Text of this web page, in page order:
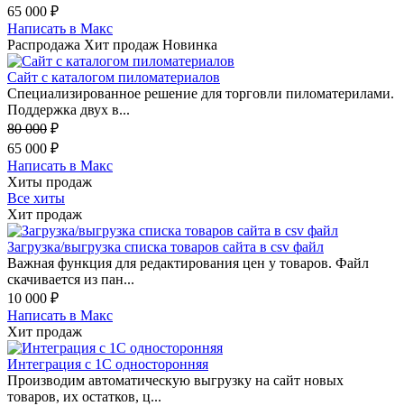
65 000 ₽
Написать в Макс
Распродажа Хит продаж Новинка
Сайт с каталогом пиломатериалов
Специализированное решение для торговли пиломатерилами.
Поддержка двух в...
80 000 ₽
65 000 ₽
Написать в Макс
Хиты продаж
Все хиты
Хит продаж
Загрузка/выгрузка списка товаров сайта в csv файл
Важная функция для редактирования цен у товаров. Файл
скачивается из пан...
10 000 ₽
Написать в Макс
Хит продаж
Интеграция с 1С односторонняя
Производим автоматическую выгрузку на сайт новых
товаров, их остатков, ц...